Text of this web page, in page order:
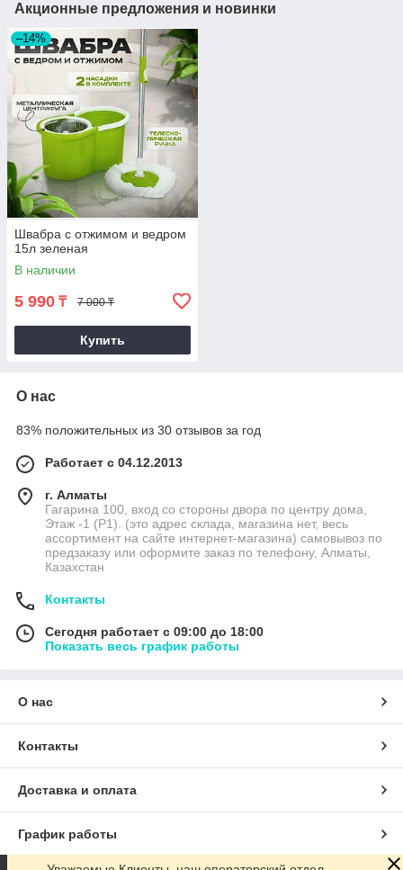
Акционные предложения и новинки
–14%
Швабра с отжимом и ведром
15л зеленая
В наличии
5 990 ₸ 7 000 ₸
Купить
О нас
83% положительных из 30 отзывов за год
Работает с 04.12.2013
г. Алматы
Гагарина 100, вход со стороны двора по центру дома,
Этаж -1 (P1). (это адрес склада, магазина нет, весь
ассортимент на сайте интернет-магазина) самовывоз по
предзаказу или оформите заказ по телефону, Алматы,
Казахстан
Контакты
Сегодня работает с 09:00 до 18:00
Показать весь график работы
О нас
Контакты
Доставка и оплата
График работы